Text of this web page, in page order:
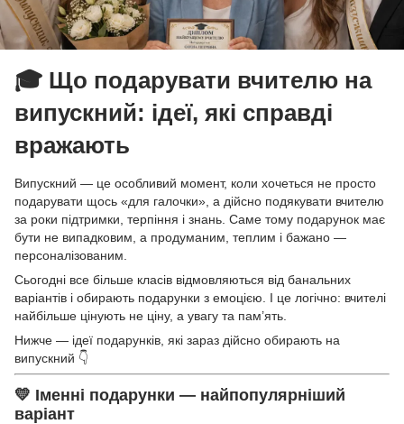
🎓 Що подарувати вчителю на
випускний: ідеї, які справді
вражають
Випускний — це особливий момент, коли хочеться не просто
подарувати щось «для галочки», а дійсно подякувати вчителю
за роки підтримки, терпіння і знань. Саме тому подарунок має
бути не випадковим, а продуманим, теплим і бажано —
персоналізованим.
Сьогодні все більше класів відмовляються від банальних
варіантів і обирають подарунки з емоцією. І це логічно: вчителі
найбільше цінують не ціну, а увагу та пам’ять.
Нижче — ідеї подарунків, які зараз дійсно обирають на
випускний 👇
💛 Іменні подарунки — найпопулярніший
варіант